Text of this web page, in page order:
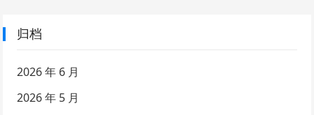
归档
2026 年 6 月
2026 年 5 月